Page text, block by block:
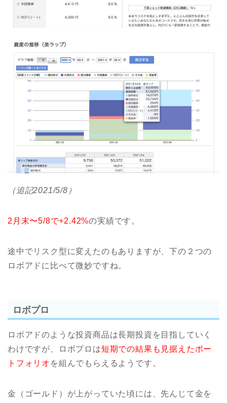
（追記2021/5/8）
2月末〜5/8で+2.42%の実績です。
途中でリスク型に変えたのもありますが、下の２つの
ロボアドに比べて微妙ですね。
ロボプロ
ロボアドのような投資商品は長期投資を目指していく
わけですが、ロボプロは短期での結果も見据えたポー
トフォリオ を組んでもらえるようです。
金（ゴールド）が上がっていた頃には、先んじて金を